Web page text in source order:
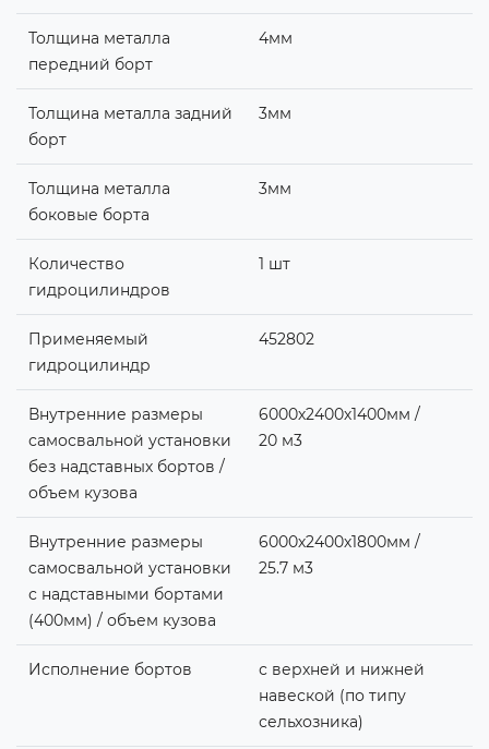
Толщина металла
передний борт
4мм
Толщина металла задний
борт
3мм
Толщина металла
боковые борта
3мм
Количество
гидроцилиндров
1 шт
Применяемый
гидроцилиндр
452802
Внутренние размеры
самосвальной установки
без надставных бортов /
объем кузова
6000х2400х1400мм /
20 м3
Внутренние размеры
самосвальной установки
с надставными бортами
(400мм) / объем кузова
6000х2400х1800мм /
25.7 м3
Исполнение бортов
с верхней и нижней
навеской (по типу
сельхозника)